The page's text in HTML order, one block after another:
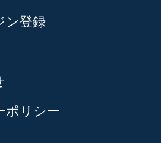
ン登録
ポリシー